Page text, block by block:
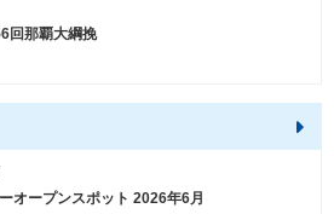
回那覇大綱挽
オープンスポット 2026年6月